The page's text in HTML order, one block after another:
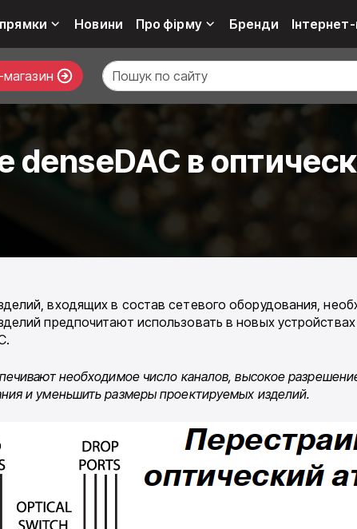
Новини Про фірму Бренди
магазин
в
входящих в состав сетевого оборудования,
предпочитают использовать в новых
необходимое число каналов, высокое
и уменьшить размеры проектируемых изделий.